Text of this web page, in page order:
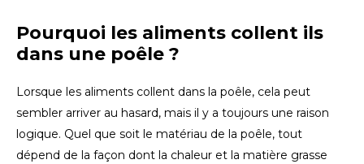
ECS
HUF
KRW
Pourquoi les aliments collent ils
dans une poêle ?
Lorsque les aliments collent dans la poêle, cela peut
sembler arriver au hasard, mais il y a toujours une raison
logique. Quel que soit le matériau de la poêle, tout
dépend de la façon dont la chaleur et la matière grasse